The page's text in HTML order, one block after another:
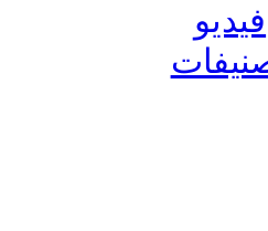
فيديو